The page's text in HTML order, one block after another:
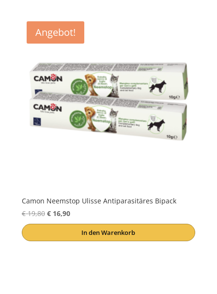
Angebot!
Camon Neemstop Ulisse Antiparasitäres Bipack
€19,80 Ursprünglicher
Preis
€16,90Aktueller
Preis
In den Warenkorb